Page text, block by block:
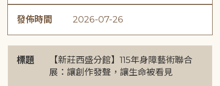
發佈時間 2026-07-26
標題
【新莊西盛分館】115年身障藝術聯合
展：讓創作發聲，讓生命被看見